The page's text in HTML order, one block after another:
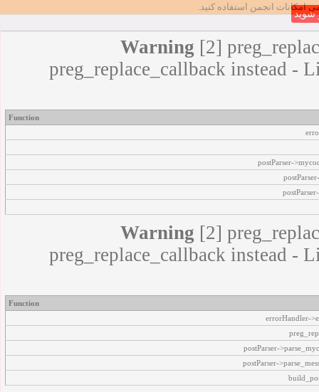
امکانات انجمن استفاده کنید.
Warning [2]
preg_replace_callback instead -
Function
postParser-
Warning [2]
preg_replace_callback instead -
Function
errorHandler-
postParser-
postParser-